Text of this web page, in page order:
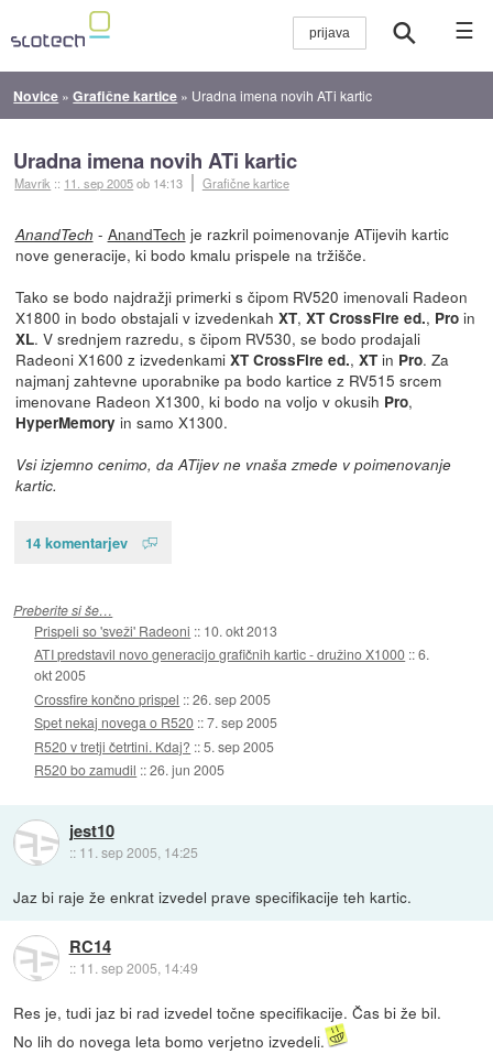
☰
Novice »Grafične kartice » Uradna imena novih ATi kartic
Uradna imena novih ATi kartic
Mavrik :: 11. sep 2005ob 14:13 Grafične kartice
AnandTech - AnandTech je razkril poimenovanje ATijevih kartic
nove generacije, ki bodo kmalu prispele na tržišče.
Tako se bodo najdražji primerki s čipom RV520 imenovali Radeon
X1800 in bodo obstajali v izvedenkah XT, XT CrossFire ed., Proin
XL. V srednjem razredu, s čipom RV530, se bodo prodajali
Radeoni X1600 z izvedenkami XT CrossFire ed., XTin Pro. Za
najmanj zahtevne uporabnike pa bodo kartice z RV515 srcem
imenovane Radeon X1300, ki bodo na voljo v okusih Pro,
HyperMemoryin samo X1300.
Vsi izjemno cenimo, da ATijev ne vnaša zmede v poimenovanje
kartic.
14 komentarjev
Preberite si še…
Prispeli so 'sveži' Radeoni :: 10. okt 2013
ATI predstavil novo generacijo grafičnih kartic - družino X1000 ::6.
okt 2005
Crossfire končno prispel ::26. sep 2005
Spet nekaj novega o R520 ::7. sep 2005
R520 v tretji četrtini. Kdaj? ::5. sep 2005
R520 bo zamudil ::26. jun 2005
jest10
:: 11. sep 2005, 14:25
Jaz bi raje že enkrat izvedel prave specifikacije teh kartic.
RC14
:: 11. sep 2005, 14:49
Res je, tudi jaz bi rad izvedel točne specifikacije. Čas bi že bil.
No lih do novega leta bomo verjetno izvedeli.